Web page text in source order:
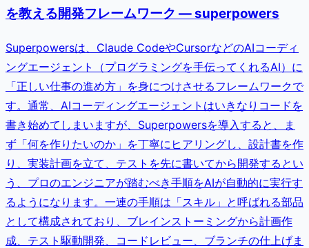
を教える開発フレームワーク — superpowers
Superpowersは、Claude CodeやCursorなどのAIコーディ
ングエージェント（プログラミングを手伝ってくれるAI）に
「正しい仕事の進め方」を身につけさせるフレームワークで
す。通常、AIコーディングエージェントはいきなりコードを
書き始めてしまいますが、Superpowersを導入すると、ま
ず「何を作りたいのか」を丁寧にヒアリングし、設計書を作
り、実装計画を立て、テストを先に書いてから開発するとい
う、プロのエンジニアが踏むべき手順をAIが自動的に実行す
るようになります。一連の手順は「スキル」と呼ばれる部品
として構成されており、ブレインストーミングから計画作
成、テスト駆動開発、コードレビュー、ブランチの仕上げま